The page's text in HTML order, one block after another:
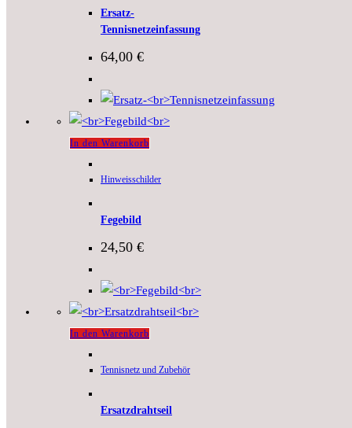
Ersatz-
Tennisnetzeinfassung
64,00 €
In den Warenkorb
Hinweisschilder
Fegebild
24,50 €
In den Warenkorb
Tennisnetz und Zubehör
Ersatzdrahtseil